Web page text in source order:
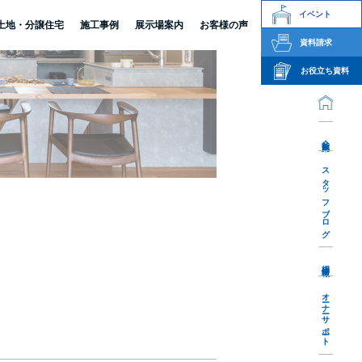
地・分譲住宅 施工事例 展示場案内 お客様の声
イベント
資料請求
お役立ち資料
スタッフブログ
オーナーサポート